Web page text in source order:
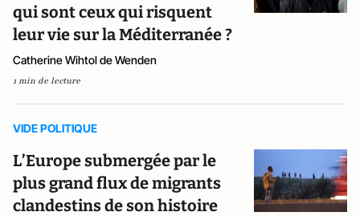
qui sont ceux qui risquent
leur vie sur la Méditerranée ?
Catherine Wihtol de Wenden
1 min de lecture
VIDE POLITIQUE
L’Europe submergée par le
plus grand flux de migrants
clandestins de son histoire